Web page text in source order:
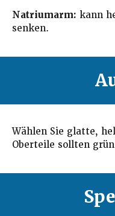
Natriumarm: kann
senken.
Wählen Sie glatte,
Oberteile sollten